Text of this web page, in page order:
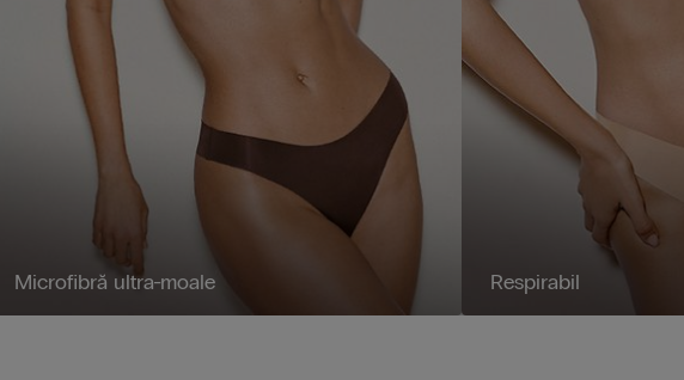
Microfibră ultra-moale Respirabil